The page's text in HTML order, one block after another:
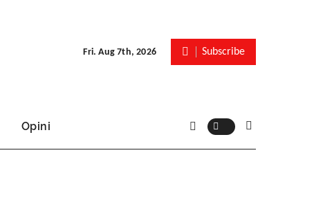
Fri. Aug 7th, 2026 Subscribe
Opini